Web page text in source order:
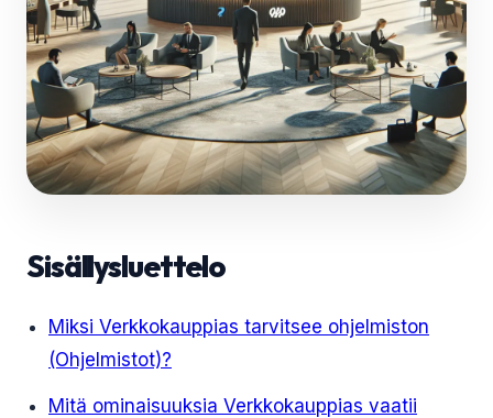
Sisällysluettelo
Miksi Verkkokauppias tarvitsee ohjelmiston
(Ohjelmistot)?
Mitä ominaisuuksia Verkkokauppias vaatii